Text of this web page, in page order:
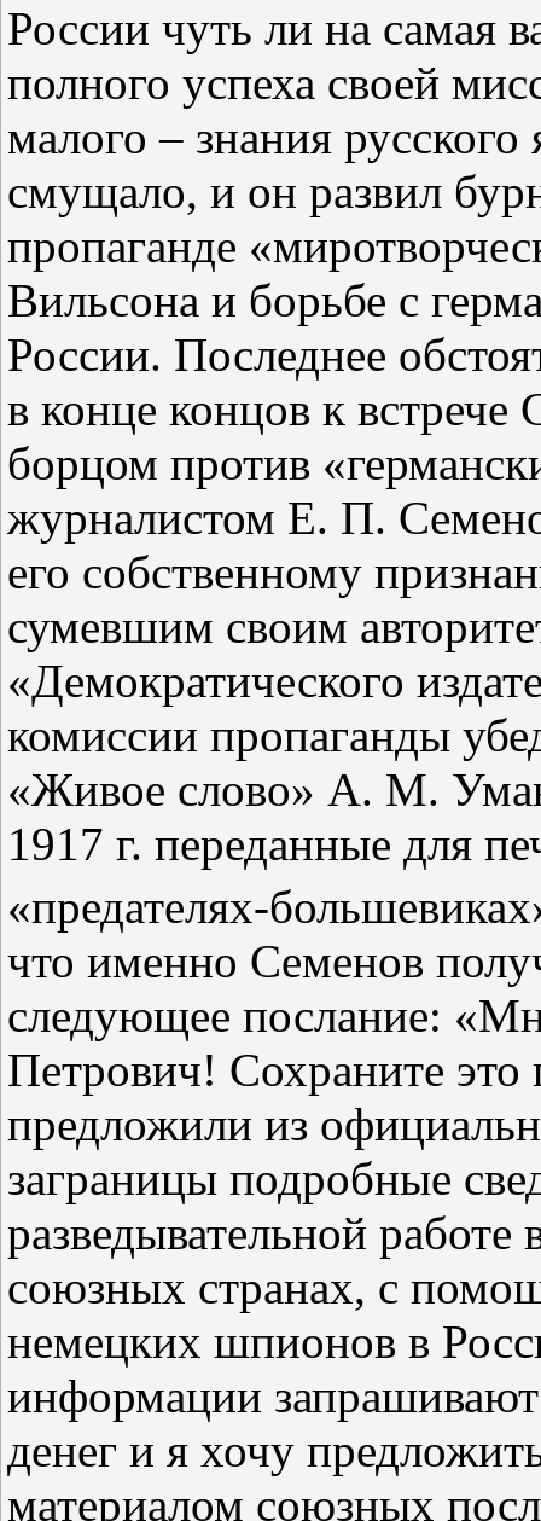
России чуть ли на самая
полного успеха своей
малого – знания
смущало, и он развил
пропаганде
Вильсона и борьбе с
России. Последнее
в конце концов к
борцом против
журналистом Е. П.
его собственному
сумевшим своим
«Демократического
комиссии пропаганды
«Живое слово» А. М.
1917 г. переданные для
что именно Семенов
следующее послание:
Петрович! Сохраните
предложили из
заграницы подробные
разведывательной
союзных странах, с
немецких шпионов в
информации
денег и я хочу
материалом союзных